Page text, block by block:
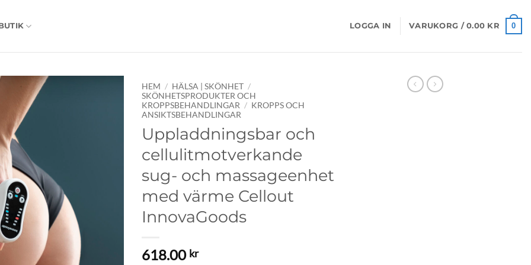
LOGGA IN VARUKORG /0.00 KR 0
HEM / HÄLSA | SKÖNHET /
SKÖNHETSPRODUKTER OCH
KROPPSBEHANDLINGAR / KROPPS OCH
ANSIKTSBEHANDLINGAR
Uppladdningsbar och
cellulitmotverkande
sug- och massageenhet
med värme Cellout
InnovaGoods
618.00 kr